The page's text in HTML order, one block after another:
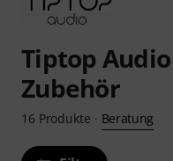
Tiptop
Zubehör
16 Produkte · Beratung